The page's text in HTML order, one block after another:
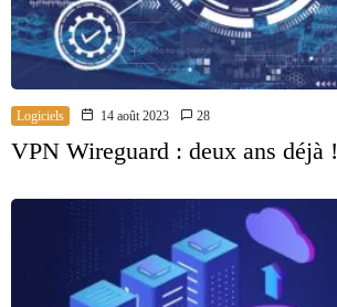
Logiciels 14 août 2023 28
VPN Wireguard : deux ans déjà !